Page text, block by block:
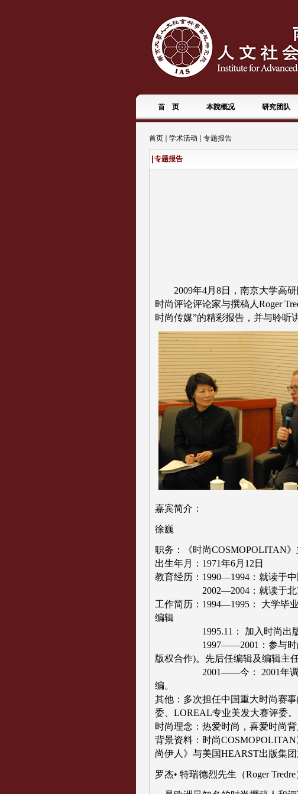
首 页 本院概况 研究团队
首页 学术活动 专题报告
专题报告
2009年4月8日，南京大学高研
时尚评论评论家与撰稿人Roger
时尚传媒”的精彩报告，并与聆听
嘉宾简介：
徐巍
职务：《时尚COSMOPOLITAN》
出生年月：1971年6月12日
教育经历：1990—1994：就读于
2002—2004：就读于北京大
工作简历：1994—1995： 大学毕
编辑
1995.11： 加入时尚出版集
1997——2001：参与时尚集团
版权合作)。先后任编辑及编辑主任
2001——今： 2001年调任时
编。
其他：多次担任中国重大时尚赛
委、LOREAL专业美发大赛评委。
时尚理念：热爱时尚，喜爱时尚
背景资料：时尚
尚伊人》与美国HEARST出版集
罗杰• 特瑞德烈先生（Roger Tredre